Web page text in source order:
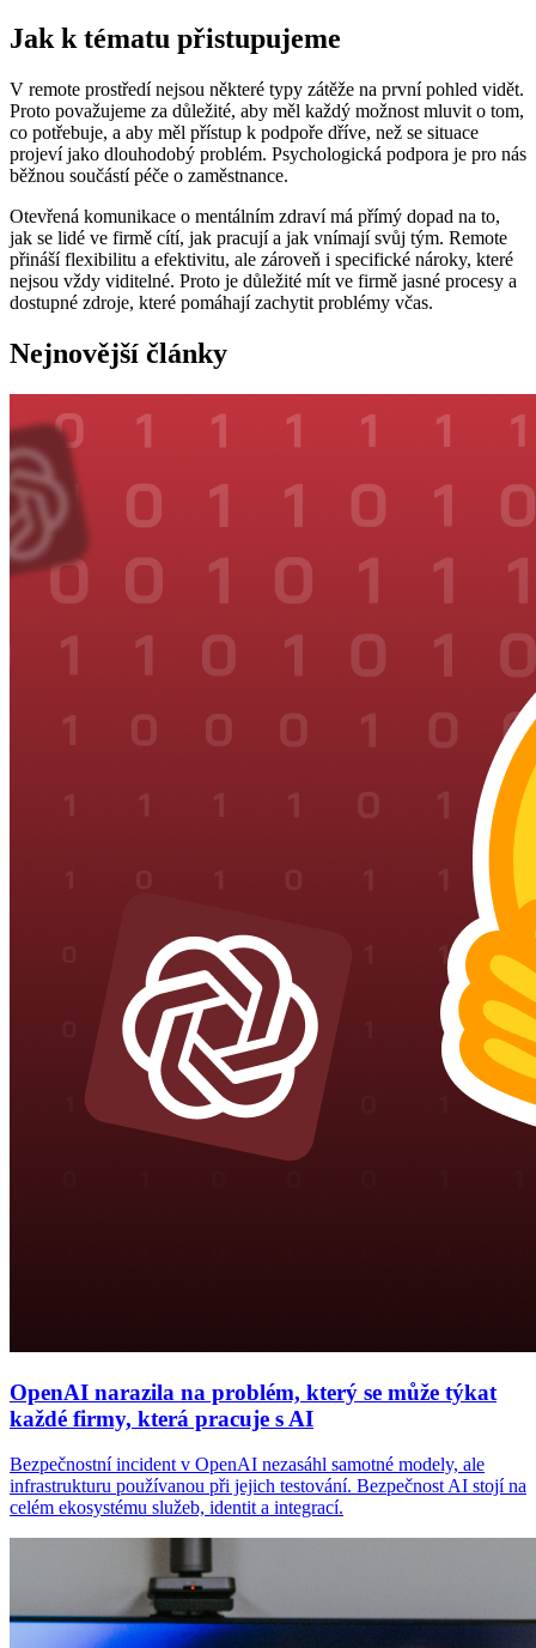
Jak k tématu přistupujeme
V remote prostředí nejsou některé typy zátěže na první pohled vidět.
Proto považujeme za důležité, aby měl každý možnost mluvit o tom,
co potřebuje, a aby měl přístup k podpoře dříve, než se situace
projeví jako dlouhodobý problém. Psychologická podpora je pro nás
běžnou součástí péče o zaměstnance.
Otevřená komunikace o mentálním zdraví má přímý dopad na to,
jak se lidé ve firmě cítí, jak pracují a jak vnímají svůj tým. Remote
přináší flexibilitu a efektivitu, ale zároveň i specifické nároky, které
nejsou vždy viditelné. Proto je důležité mít ve firmě jasné procesy a
dostupné zdroje, které pomáhají zachytit problémy včas.
Nejnovější články
OpenAI narazila na problém, který se může týkat
každé firmy, která pracuje s AI
Bezpečnostní incident v OpenAI nezasáhl samotné modely, ale
infrastrukturu používanou při jejich testování. Bezpečnost AI stojí na
celém ekosystému služeb, identit a integrací.